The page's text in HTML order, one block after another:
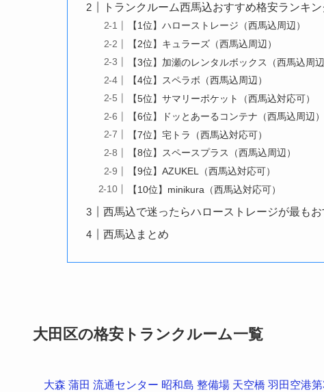
トランクルーム西馬込おすすめ格安ランキン
【1位】ハローストレージ（西馬込周辺）
【2位】キュラーズ（西馬込周辺）
【3位】加瀬のレンタルボックス（西馬込周辺
【4位】スペラボ（西馬込周辺）
【5位】サマリーポケット（西馬込対応可）
【6位】ドッとあーるコンテナ（西馬込周辺）
【7位】宅トラ（西馬込対応可）
【8位】スペースプラス（西馬込周辺）
【9位】AZUKEL（西馬込対応可）
【10位】minikura（西馬込対応可）
西馬込で迷ったらハローストレージが最もお
西馬込まとめ
大田区の格安トランクルーム一覧
大森 蒲田 流通センター 昭和島 整備場 天空橋 羽田空港